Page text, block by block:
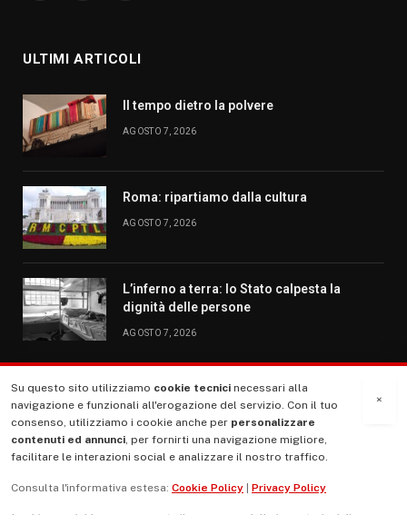
ULTIMI ARTICOLI
Il tempo dietro la polvere
AGOSTO 7, 2026
Roma: ripartiamo dalla cultura
AGOSTO 7, 2026
L’inferno a terra: lo Stato calpesta la
dignità delle persone
AGOSTO 7, 2026
MENU
La Nostra Storia
×
Su questo sito utilizziamo cookie tecnici necessari alla
navigazione e funzionali all'erogazione del servizio. Con il tuo
consenso, utilizziamo i cookie anche per personalizzare
contenuti ed annunci, per fornirti una navigazione migliore,
facilitare le interazioni social e analizzare il nostro traffico.
Consulta l'informativa estesa: Cookie Policy Privacy Policy